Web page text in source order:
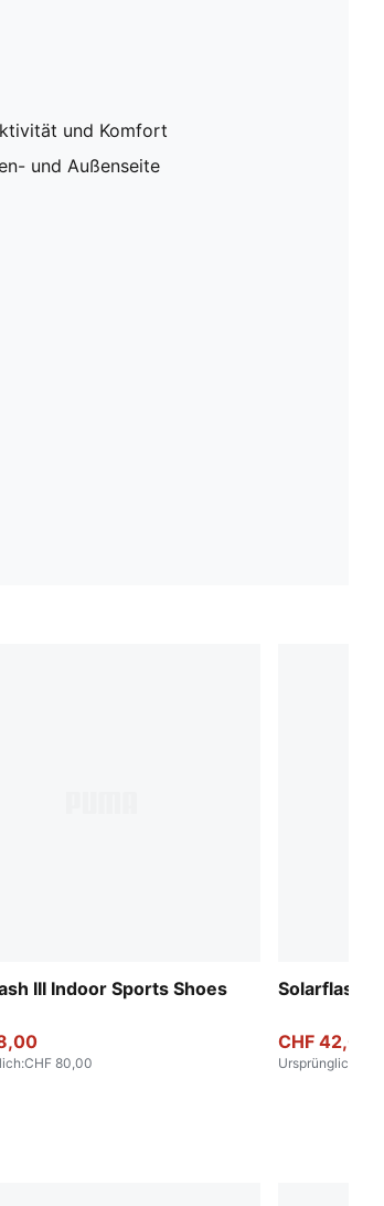
und Komfort
und Außenseite
III Indoor Sports Shoes
:CHF 80,00
Solarflash
CHF 42,00
Ursprünglich